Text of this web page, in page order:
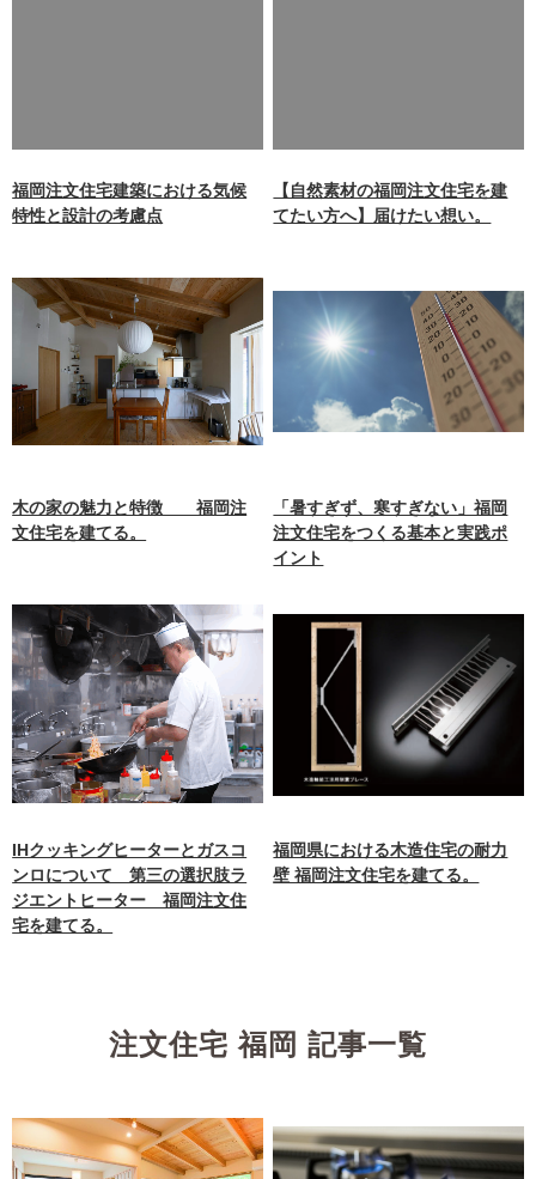
content/themes/nagasaki/f
unctions.phpon line87
福岡注文住宅建築における気候
特性と設計の考慮点
content/themes/nagasaki/f
unctions.phpon line87
【自然素材の福岡注文住宅を建
てたい方へ】届けたい想い。
木の家の魅力と特徴 福岡注
文住宅を建てる。
「暑すぎず、寒すぎない」福岡
注文住宅をつくる基本と実践ポ
イント
IHクッキングヒーターとガスコ
ンロについて 第三の選択肢ラ
ジエントヒーター 福岡注文住
宅を建てる。
福岡県における木造住宅の耐力
壁 福岡注文住宅を建てる。
注文住宅 福岡 記事一覧